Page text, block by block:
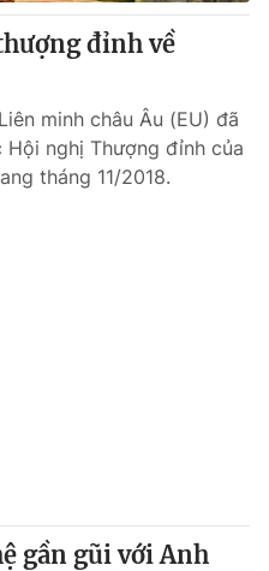
điện tử số 483/GP-BTTTT
Hạnh, Phạm Quốc Thắng,
024.38 355 932
đỉnh về
minh châu Âu (EU) đã
nghị Thượng đỉnh của
tháng 11/2018.
gần gũi với Anh